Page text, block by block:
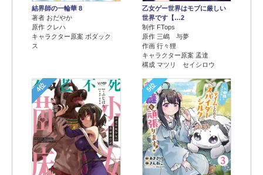
結界師の一輪華 8
著者 おだやか
原作 クレハ
キャラクター原案 ボダック
ス
乙女ゲー世界はモブに厳しい
世界です【…2
制作 FTops
原作 三嶋 与夢
作画 行々狸
キャラクター原案 孟達
構成 マツリ セイシロウ
4位 5位